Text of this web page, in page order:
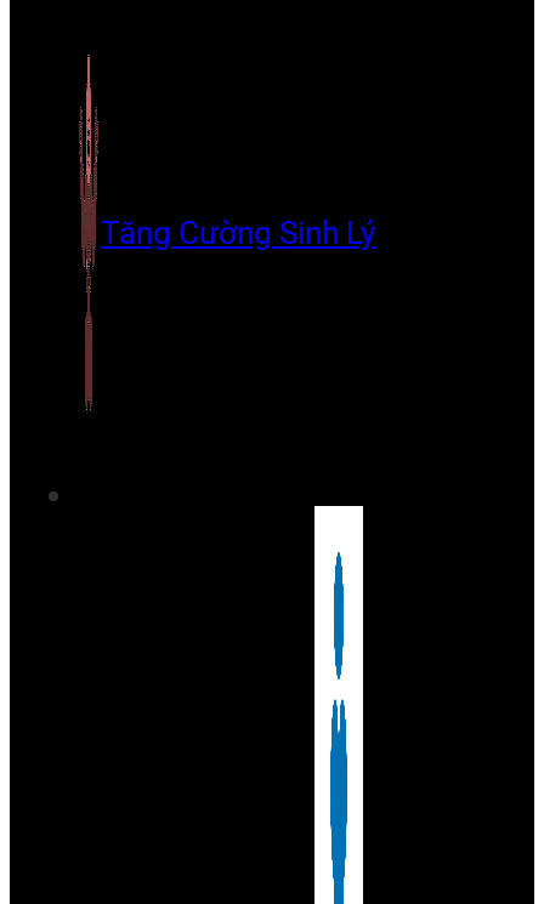
Tăng Cường Sinh Lý